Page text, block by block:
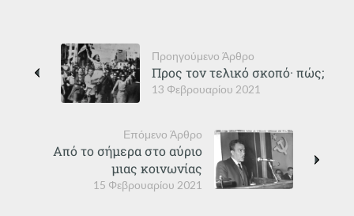
Προηγούμενο Άρθρο
13 Φεβρουαρίου 2021
Προς τον τελικό σκοπό· πώς;
Επόμενο Άρθρο
15 Φεβρουαρίου 2021
Από το σήμερα στο αύριο
μιας κοινωνίας